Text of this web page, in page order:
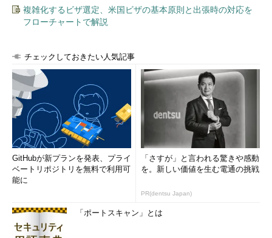
複雑化するビザ選定、米国ビザの基本原則と出張時の対応を
フローチャートで解説
チェックしておきたい人気記事
GitHubが新プランを発表、プライ
ベートリポジトリを無料で利用可
能に
「さすが」と言われる驚きや感動
を。新しい価値を生む電通の挑戦
PR(dentsu Japan)
「ポートスキャン」とは